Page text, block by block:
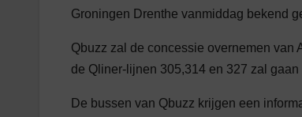
Groningen Drenthe vanmiddag bekend
Qbuzz zal de concessie overnemen van
de Qliner-lijnen 305,314 en 327 zal
De bussen van Qbuzz krijgen een